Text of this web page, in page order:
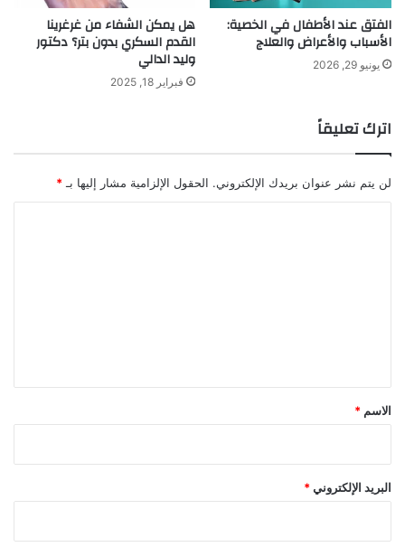
الفتق عند الأطفال في الخصية:
الأسباب والأعراض والعلاج
يونيو 29, 2026
هل يمكن الشفاء من غرغرينا
القدم السكري بدون بتر؟ دكتور
وليد الدالي
فبراير 18, 2025
اترك تعليقاً
لن يتم نشر عنوان بريدك الإلكتروني. الحقول الإلزامية مشار إليها بـ *
*
الاسم *
البريد الإلكتروني *